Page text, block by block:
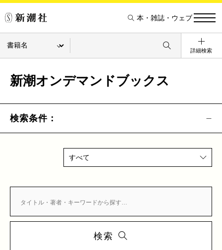
本・雑誌・ウェブ
詳細検索
新潮オンデマンドブックス
検索条件：
すべて
検索